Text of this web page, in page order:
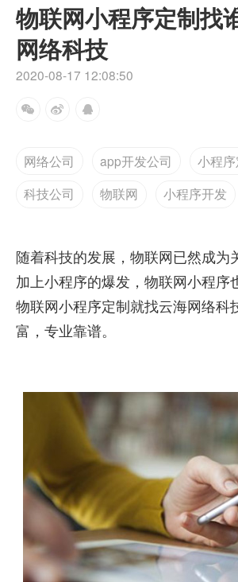
物联网小程序定制找
网络科技
2020-08-17 12:08:50
网络公司 app开发公司
小程
科技公司
物联网 小程序开发
随着科技的发展，物联网已然成为
加上小程序的爆发，物联网小程序
物联网小程序定制就找云海网络科
富，专业靠谱。